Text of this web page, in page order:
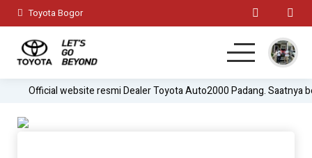
Toyota Bogor
Home
MPV
Official website resmi Dealer Toyota Auto2000 Padang. Saatnya